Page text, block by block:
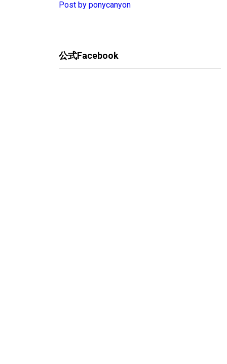
Post by ponycanyon
公式Facebook